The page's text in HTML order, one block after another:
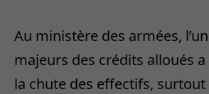
Au ministère des armées,
majeurs des crédits alloués a
la chute des effectifs, surtout